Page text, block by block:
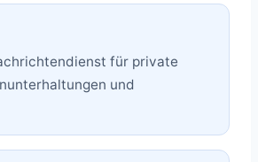
für private
und